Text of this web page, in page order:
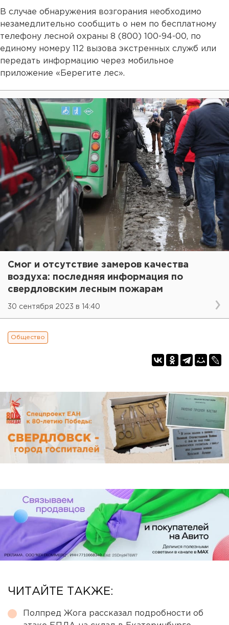
В случае обнаружения возгорания необходимо
незамедлительно сообщить о нем по бесплатному
телефону лесной охраны 8 (800) 100-94-00, по
единому номеру 112 вызова экстренных служб или
передать информацию через мобильное
приложение «Берегите лес».
Смог и отсутствие замеров качества
воздуха: последняя информация по
свердловским лесным пожарам
30 сентября 2023 в 14:40
Общество
ЧИТАЙТЕ ТАКЖЕ:
Полпред Жога рассказал подробности об